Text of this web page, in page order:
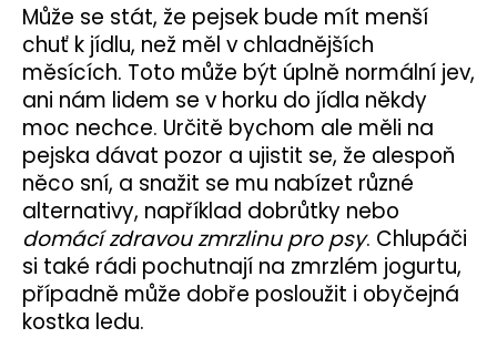
Může se stát, že pejsek bude mít menší
chuť k jídlu, než měl v chladnějších
měsících. Toto může být úplně normální jev,
ani nám lidem se v horku do jídla někdy
moc nechce. Určitě bychom ale měli na
pejska dávat pozor a ujistit se, že alespoň
něco sní, a snažit se mu nabízet různé
alternativy, například dobrůtky nebo
domácí zdravou zmrzlinu pro psy. Chlupáči
si také rádi pochutnají na zmrzlém jogurtu,
případně může dobře posloužit i obyčejná
kostka ledu.